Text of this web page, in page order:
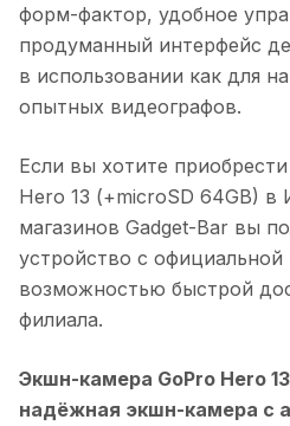
форм-фактор, удобное
продуманный интерфейс
в использовании как для
опытных видеографов.
Если вы хотите приобрести
Hero 13 (+microSD 64GB) в
магазинов Gadget-Bar вы
устройство с официальной
возможностью быстрой
филиала.
Экшн-камера GoPro Hero
надёжная экшн-камера с